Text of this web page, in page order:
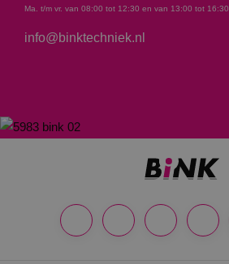
Ma. t/m vr. van 08:00 tot 12:30 en van 13:00 tot 16:30
info@binktechniek.nl